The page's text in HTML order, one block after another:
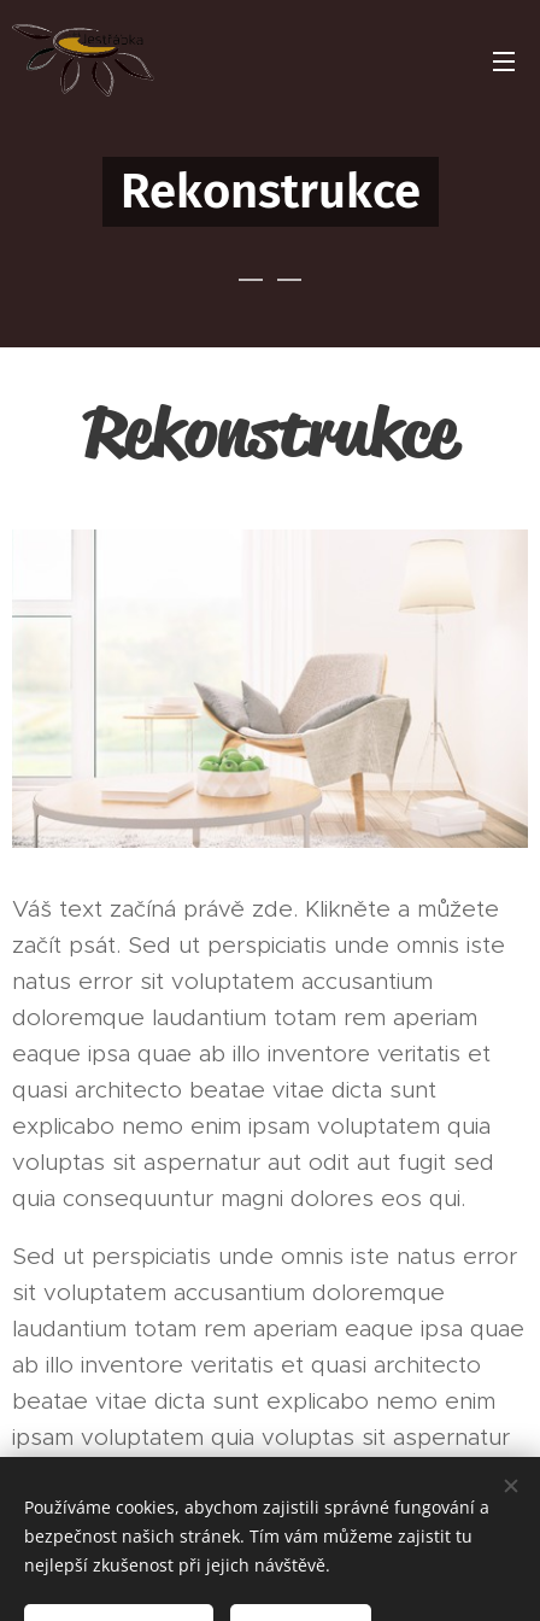
Rekonstrukce
Rekonstrukce
Váš text začíná právě zde. Klikněte a můžete
začít psát. Sed ut perspiciatis unde omnis iste
natus error sit voluptatem accusantium
doloremque laudantium totam rem aperiam
eaque ipsa quae ab illo inventore veritatis et
quasi architecto beatae vitae dicta sunt
explicabo nemo enim ipsam voluptatem quia
voluptas sit aspernatur aut odit aut fugit sed
quia consequuntur magni dolores eos qui.
Sed ut perspiciatis unde omnis iste natus error
sit voluptatem accusantium doloremque
laudantium totam rem aperiam eaque ipsa quae
ab illo inventore veritatis et quasi architecto
beatae vitae dicta sunt explicabo nemo enim
ipsam voluptatem quia voluptas sit aspernatur
aut odit aut fugit sed quia consequuntur magni.
Používáme cookies, abychom zajistili správné fungování a
bezpečnost našich stránek. Tím vám můžeme zajistit tu
nejlepší zkušenost při jejich návštěvě.